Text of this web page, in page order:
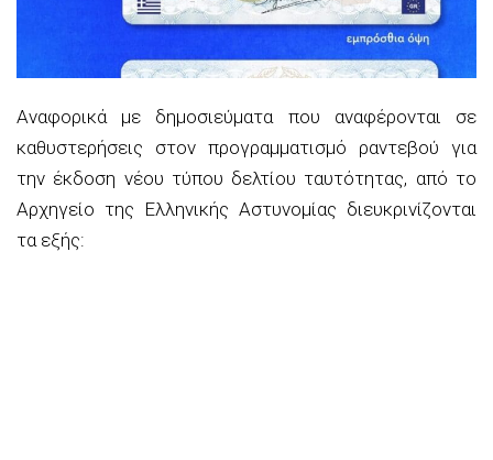
Αναφορικά με δημοσιεύματα που αναφέρονται σε
καθυστερήσεις στον προγραμματισμό ραντεβού για
την έκδοση νέου τύπου δελτίου ταυτότητας, από το
Αρχηγείο της Ελληνικής Αστυνομίας διευκρινίζονται
τα εξής: